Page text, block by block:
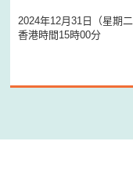
2024年12月31日（星期二
香港時間15時00分